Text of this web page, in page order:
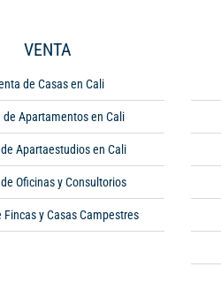
VENTA
de Casas en Cali
de Apartamentos en Cali
Apartaestudios en Cali
Oficinas y Consultorios
Fincas y Casas Campestres